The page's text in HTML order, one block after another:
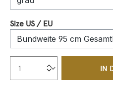
Size US / EUauswählen
Produkt Anzahl:IN